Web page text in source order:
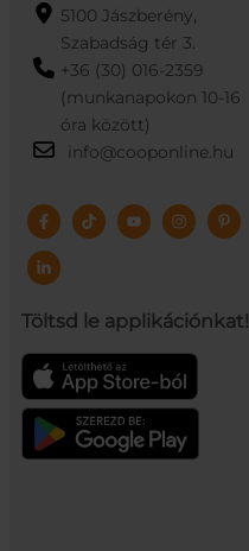
5100 Jászberény,
Szabadság tér 3.
+36 (30) 016-2359
(munkanapokon 10-16
óra között)
info@cooponline.hu
Töltsd le applikációnkat!